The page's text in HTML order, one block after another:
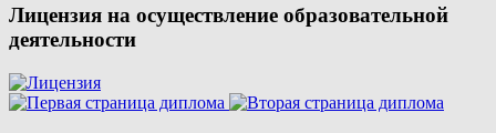
Лицензия на осуществление образовательной
деятельности